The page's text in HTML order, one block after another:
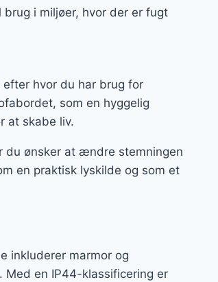
i miljøer, hvor der er fugt
hvor du har brug for
som en hyggelig
at skabe liv.
ønsker at ændre stemningen
en praktisk lyskilde og som et
inkluderer marmor og
en IP44-klassificering er